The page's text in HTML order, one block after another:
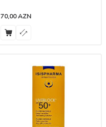
70,00AZN